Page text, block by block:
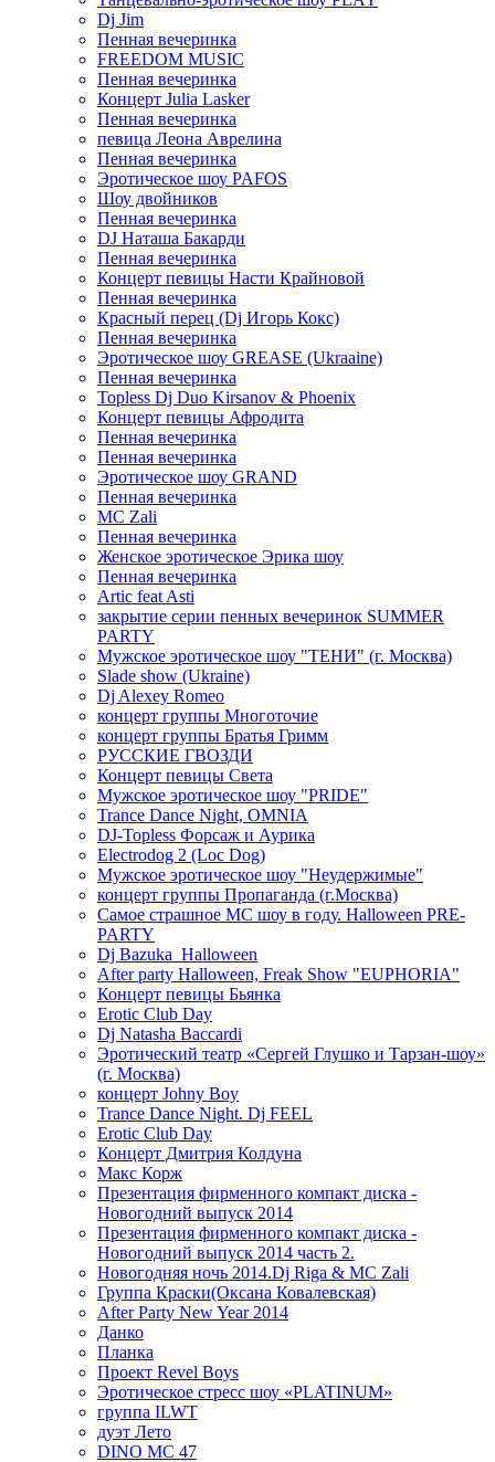
Dj Jim
Пенная вечеринка
FREEDOM MUSIC
Пенная вечеринка
Концерт Julia Lasker
Пенная вечеринка
певица Леона Аврелина
Пенная вечеринка
Эротическое шоу PAFOS
Шоу двойников
Пенная вечеринка
DJ Наташа Бакарди
Пенная вечеринка
Концерт певицы Насти Крайновой
Пенная вечеринка
Красный перец (Dj Игорь Кокс)
Пенная вечеринка
Эротическое шоу GREASE (Ukraaine)
Пенная вечеринка
Topless Dj Duo Kirsanov & Phoenix
Концерт певицы Афродита
Пенная вечеринка
Пенная вечеринка
Эротическое шоу GRAND
Пенная вечеринка
MC Zali
Пенная вечеринка
Женское эротическое Эрика шоу
Пенная вечеринка
Artic feat Asti
закрытие серии пенных вечеринок SUMMER
PARTY
Мужское эротическое шоу "ТЕНИ" (г. Москва)
Slade show (Ukraine)
Dj Alexey Romeo
концерт группы Многоточие
концерт группы Братья Гримм
РУССКИЕ ГВОЗДИ
Концерт певицы Света
Мужское эротическое шоу "PRIDE"
Trance Dance Night, OMNIA
DJ-Topless Форсаж и Аурика
Electrodog 2 (Loc Dog)
Мужское эротическое шоу "Неудержимые"
концерт группы Пропаганда (г.Москва)
Самое страшное МС шоу в году. Halloween PRE-
PARTY
Dj Bazuka_Halloween
After party Halloween, Freak Show "EUPHORIA"
Концерт певицы Бьянка
Erotic Club Day
Dj Natasha Baccardi
Эротический театр «Сергей Глушко и Тарзан-шоу»
(г. Москва)
концерт Johny Boy
Trance Dance Night. Dj FEEL
Erotic Club Day
Концерт Дмитрия Колдуна
Макс Корж
Презентация фирменного компакт диска -
Новогодний выпуск 2014
Презентация фирменного компакт диска -
Новогодний выпуск 2014 часть 2.
Новогодняя ночь 2014.Dj Riga & MC Zali
Группа Краски(Оксана Ковалевская)
After Party New Year 2014
Данко
Планка
Проект Revel Boys
Эротическое стресс шоу «PLATINUM»
группа ILWT
дуэт Лето
DINO MC 47